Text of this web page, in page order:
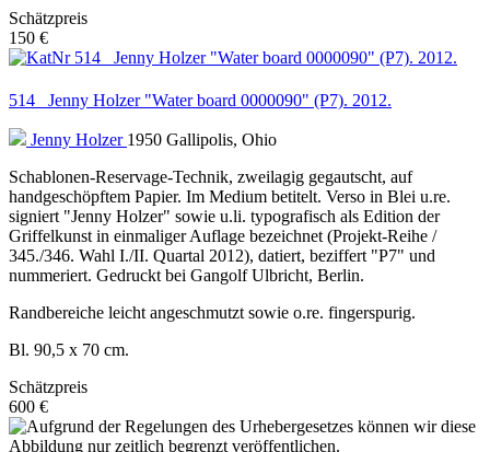
Schätzpreis
150 €
514 Jenny Holzer "Water board 0000090" (P7). 2012.
Jenny Holzer 1950 Gallipolis, Ohio
Schablonen-Reservage-Technik, zweilagig gegautscht, auf
handgeschöpftem Papier. Im Medium betitelt. Verso in Blei u.re.
signiert "Jenny Holzer" sowie u.li. typografisch als Edition der
Griffelkunst in einmaliger Auflage bezeichnet (Projekt-Reihe /
345./346. Wahl I./II. Quartal 2012), datiert, beziffert "P7" und
nummeriert. Gedruckt bei Gangolf Ulbricht, Berlin.
Randbereiche leicht angeschmutzt sowie o.re. fingerspurig.
Bl. 90,5 x 70 cm.
Schätzpreis
600 €